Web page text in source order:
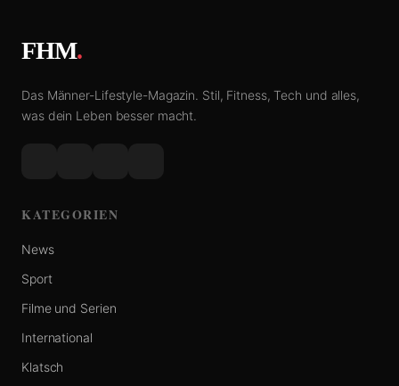
FHM.
Das Männer-Lifestyle-Magazin. Stil, Fitness, Tech und alles,
was dein Leben besser macht.
KATEGORIEN
News
Sport
Filme und Serien
International
Klatsch